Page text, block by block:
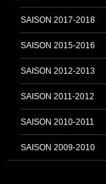
SAISON 2017-2018
SAISON 2015-2016
SAISON 2012-2013
SAISON 2011-2012
SAISON 2010-2011
SAISON 2009-2010